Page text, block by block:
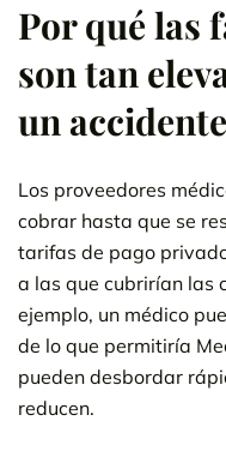
Por qué las
son tan
un accidente
Los proveedores
cobrar hasta que se
tarifas de pago
a las que cubrirían las
ejemplo, un médico
de lo que permitiría
pueden desbordar
reducen.